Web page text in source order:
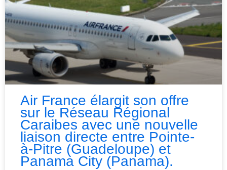
Air France élargit son offre
sur le Réseau Régional
Caraibes avec une nouvelle
liaison directe entre Pointe-
à-Pitre (Guadeloupe) et
Panama City (Panama).